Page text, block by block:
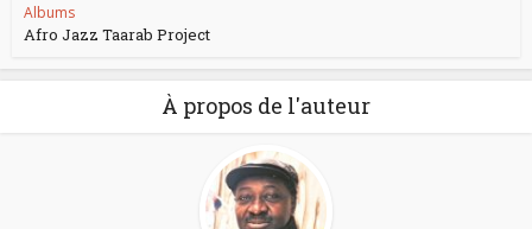
Albums
Afro Jazz Taarab Project
À propos de l'auteur